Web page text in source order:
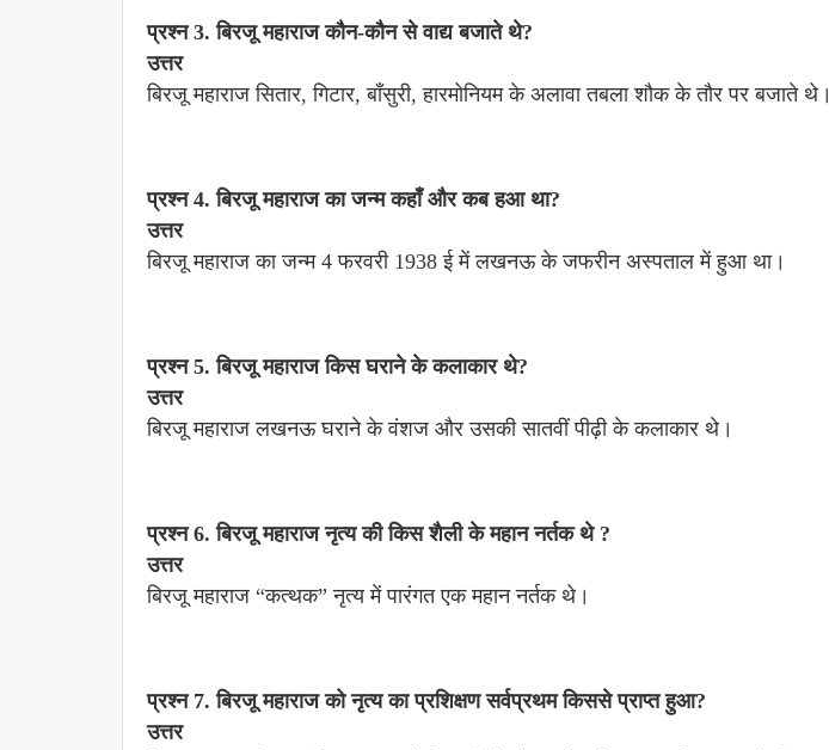
प्रश्न 3. बिरजू महाराज कौन-कौन से वाद्य बजाते थे?
उत्तर
बिरजू महाराज सितार, गिटार, बाँसुरी, हारमोनियम के अलावा तबला शौक के तौर पर बजाते थे।
प्रश्न 4. बिरजू महाराज का जन्म कहाँ और कब हआ था?
उत्तर
बिरजू महाराज का जन्म 4 फरवरी 1938 ई में लखनऊ के जफरीन अस्पताल में हुआ था।
प्रश्न 5. बिरजू महाराज किस घराने के कलाकार थे?
उत्तर
बिरजू महाराज लखनऊ घराने के वंशज और उसकी सातवीं पीढ़ी के कलाकार थे।
प्रश्न 6. बिरजू महाराज नृत्य की किस शैली के महान नर्तक थे ?
उत्तर
बिरजू महाराज “कत्थक” नृत्य में पारंगत एक महान नर्तक थे।
प्रश्न 7. बिरजू महाराज को नृत्य का प्रशिक्षण सर्वप्रथम किससे प्राप्त हुआ?
उत्तर